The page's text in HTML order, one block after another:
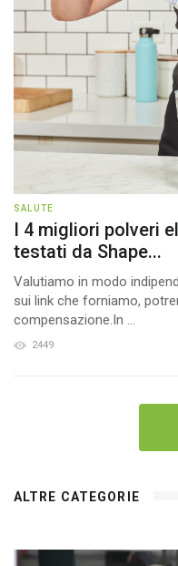
SALUTE
I 4 migliori polveri
testati da Shape...
Valutiamo in modo
sui link che forniamo,
compensazione.In ...
2449
ALTRE CATEGORIE